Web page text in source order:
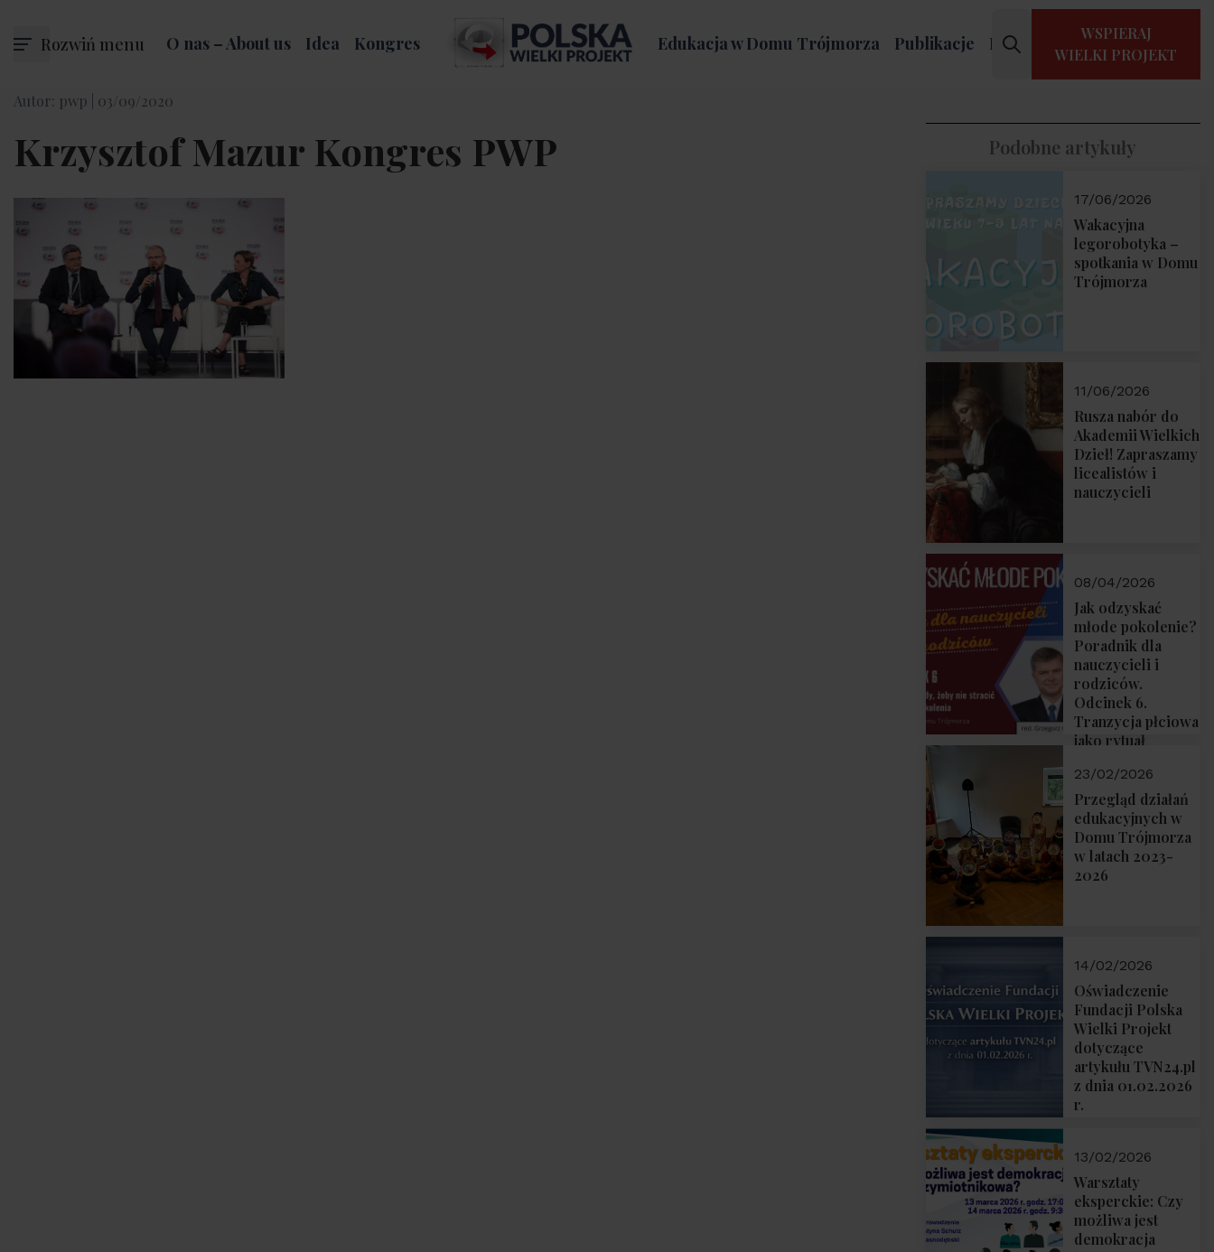
Rozwiń menu O nas – About us Idea Kongres Edukacja w Domu Trójmorza Publikacje Kontakt
WSPIERAJ
WIELKI PROJEKT
Autor: pwp | 03/09/2020
Krzysztof Mazur Kongres PWP Podobne artykuły
17/06/2026
Wakacyjna
legorobotyka –
spotkania w Domu
Trójmorza
11/06/2026
Rusza nabór do
Akademii Wielkich
Dzieł! Zapraszamy
licealistów i
nauczycieli
08/04/2026
Jak odzyskać
młode pokolenie?
Poradnik dla
nauczycieli i
rodziców.
Odcinek 6.
Tranzycja płciowa
jako rytuał
Rozmawiają red.
Grzegorz Górny i
prof. Michał
Łuczewski
23/02/2026
Przegląd działań
edukacyjnych w
Domu Trójmorza
w latach 2023-
2026
14/02/2026
Oświadczenie
Fundacji Polska
Wielki Projekt
dotyczące
artykułu TVN24.pl
z dnia 01.02.2026
r.
13/02/2026
Warsztaty
eksperckie: Czy
możliwa jest
demokracja